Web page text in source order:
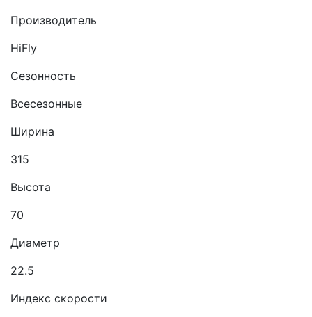
Производитель
HiFly
Сезонность
Всесезонные
Ширина
315
Высота
70
Диаметр
22.5
Индекс скорости